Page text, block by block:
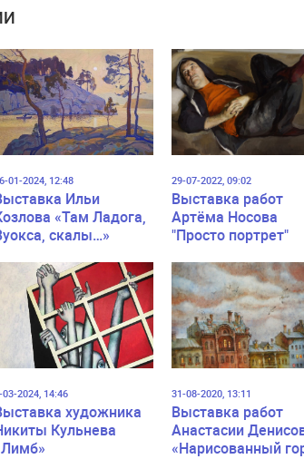
01-2024, 12:48
Ильи
«Там Ладога,
скалы…»
29-07-2022, 09:02
Выставка работ
Артёма Носова
"Просто портрет"
03-2024, 14:46
художника
Кульнева
31-08-2020, 13:11
Выставка работ
Анастасии
«Нарисованный